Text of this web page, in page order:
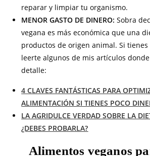
reparar y limpiar tu organismo.
MENOR GASTO DE DINERO: Sobra
vegana es más económica que una
productos de origen animal. Si
leerte algunos de mis artículos
detalle:
4 CLAVES FANTÁSTICAS PARA
ALIMENTACIÓN SI TIENES POCO
LA AGRIDULCE VERDAD SOBRE LA
¿DEBES PROBARLA?
Alimentos veganos